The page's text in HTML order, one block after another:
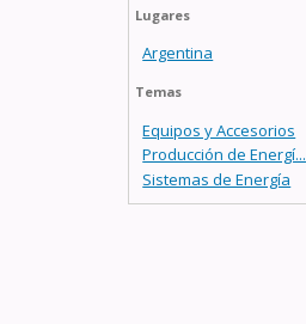
Lugares
Argentina
Temas
Equipos y Accesorios
Producción de Energí...
Sistemas de Energía